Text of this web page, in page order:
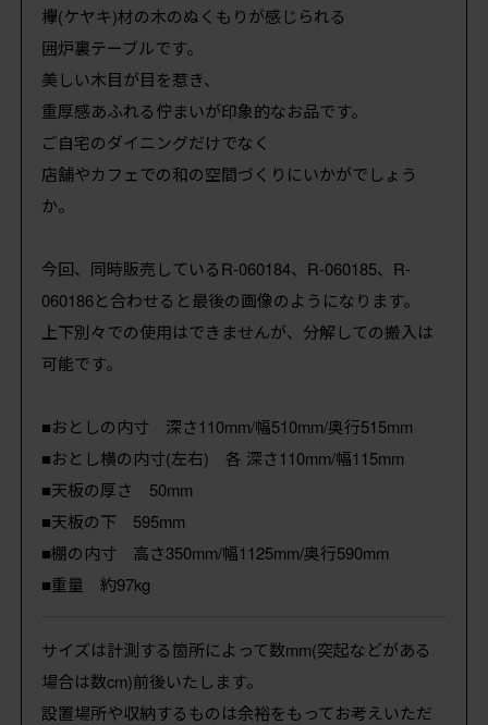
欅(ケヤキ)材の木のぬくもりが感じられる
囲炉裏テーブルです。
美しい木目が目を惹き、
重厚感あふれる佇まいが印象的なお品です。
ご自宅のダイニングだけでなく
店舗やカフェでの和の空間づくりにいかがでしょう
か。
今回、同時販売しているR-060184、R-060185、R-
060186と合わせると最後の画像のようになります。
上下別々での使用はできませんが、分解しての搬入は
可能です。
■おとしの内寸 深さ110mm/幅510mm/奥行515mm
■おとし横の内寸(左右) 各 深さ110mm/幅115mm
■天板の厚さ 50mm
■天板の下 595mm
■棚の内寸 高さ350mm/幅1125mm/奥行590mm
■重量 約97kg
サイズは計測する箇所によって数mm(突起などがある
場合は数cm)前後いたします。
設置場所や収納するものは余裕をもってお考えいただ